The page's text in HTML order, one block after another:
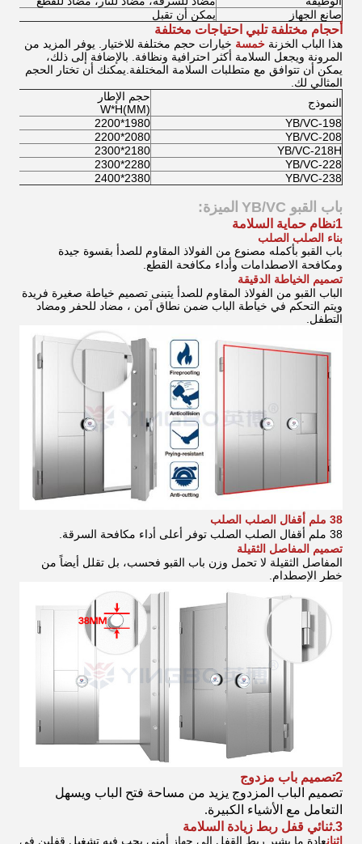
صانع الجهاز
يمكن أن تقبل
أحجام مختلفة تلبي احتياجات مختلفة
هذا الباب الخزنة خمسة خيارات حجم مختلفة للاختيار. يوفر المزيد من
المرونة ويجعل السلامة أكثر احترافية ونظافة. بالإضافة إلى ذلك،
يمكن أن تتوافق مع متطلبات السلامة المختلفة.يمكنك أن تختار الحجم
المثالي لك.
النموذج
حجم الإطار
W*H(MM)
YB/VC-198
1980*2200
YB/VC-208
2080*2200
YB/VC-218H
2180*2300
YB/VC-228
2280*2300
YB/VC-238
2380*2400
باب القبو YB/VC الميزة:
1نظام حماية السلامة
بناء الصلب الصلب
باب القبو بأكمله مصنوع من الفولاذ المقاوم للصدأ بقسوة جيدة
ومكافحة الاصطدامات وأداء مكافحة القطع.
تصميم الخياطة الدقيقة
الباب القبو من الفولاذ المقاوم للصدأ يتبنى تصميم خياطة صغيرة فريدة
ويتم التحكم في خياطة الباب ضمن نطاق آمن ، مضاد للحفر ومضاد
التطفل.
38 ملم أقفال الصلب الصلب
38 ملم أقفال الصلب الصلب توفر أعلى أداء مكافحة السرقة.
تصميم المفاصل الثقيلة
المفاصل الثقيلة لا تحمل وزن باب القبو فحسب، بل تقلل أيضاً من
خطر الإصطدام.
2تصميم باب مزدوج
تصميم الباب المزدوج يزيد من مساحة فتح الباب ويسهل
التعامل مع الأشياء الكبيرة.
3.ثنائي قفل ربط زيادة السلامة
اثنانعادة ما يشير ربط القفل إلى جهاز أمني يجب فيه تشغيل قفلين في